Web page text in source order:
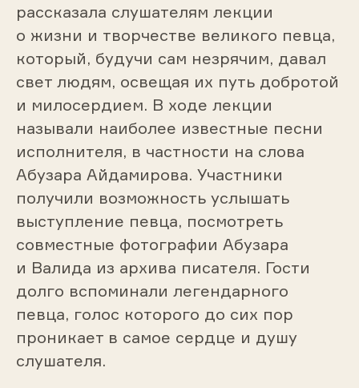
рассказала слушателям лекции
о жизни и творчестве великого певца,
который, будучи сам незрячим, давал
свет людям, освещая их путь добротой
и милосердием. В ходе лекции
называли наиболее известные песни
исполнителя, в частности на слова
Абузара Айдамирова. Участники
получили возможность услышать
выступление певца, посмотреть
совместные фотографии Абузара
и Валида из архива писателя. Гости
долго вспоминали легендарного
певца, голос которого до сих пор
проникает в самое сердце и душу
слушателя.